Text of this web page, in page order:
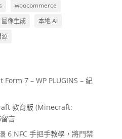
woocommerce
圖像生成
本地 AI
源
Form 7 – WP PLUGINS – 紀
教育版 (Minecraft:
言
6 NFC 手把手教學，將門禁